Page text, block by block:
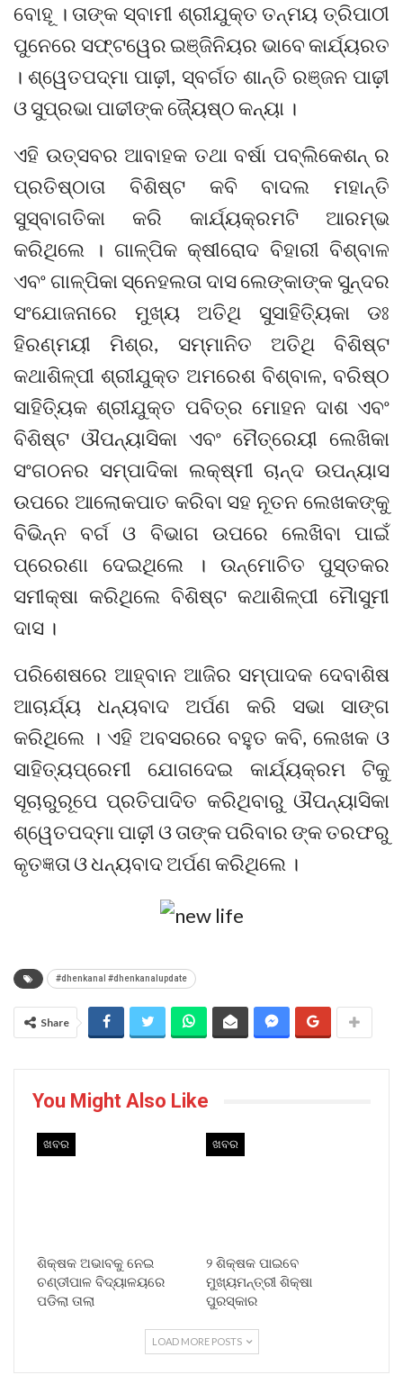
ବୋହୂ । ତାଙ୍କ ସ୍ବାମୀ ଶ୍ରୀଯୁକ୍ତ ତନ୍ମୟ ତ୍ରିପାଠୀ
ପୁନେରେ ସଫ୍ଟୱେର ଇଞ୍ଜିନିୟର ଭାବେ କାର୍ଯ୍ୟରତ
। ଶ୍ୱେତପଦ୍ମା ପାଢ଼ୀ, ସ୍ବର୍ଗତ ଶାନ୍ତି ରଞ୍ଜନ ପାଢ଼ୀ
ଓ ସୁପ୍ରଭା ପାଢୀଙ୍କ ଜ୍ୟୈଷ୍ଠ କନ୍ୟା ।
ଏହି ଉତ୍ସବର ଆବାହକ ତଥା ବର୍ଷା ପବ୍ଲିକେଶନ୍ ର
ପ୍ରତିଷ୍ଠାତା ବିଶିଷ୍ଟ କବି ବାଦଲ ମହାନ୍ତି
ସୁସ୍ବାଗତିକା କରି କାର୍ଯ୍ୟକ୍ରମଟି ଆରମ୍ଭ
କରିଥିଲେ । ଗାଳ୍ପିକ କ୍ଷୀରୋଦ ବିହାରୀ ବିଶ୍ବାଳ
ଏବଂ ଗାଳ୍ପିକା ସ୍ନେହଲତା ଦାସ ଲେଙ୍କାଙ୍କ ସୁନ୍ଦର
ସଂଯୋଜନାରେ ମୁଖ୍ୟ ଅତିଥି ସୁସାହିତ୍ୟିକା ଡଃ
ହିରଣ୍ମୟୀ ମିଶ୍ର, ସମ୍ମାନିତ ଅତିଥି ବିଶିଷ୍ଟ
କଥାଶିଳ୍ପୀ ଶ୍ରୀଯୁକ୍ତ ଅମରେଶ ବିଶ୍ବାଳ, ବରିଷ୍ଠ
ସାହିତ୍ୟିକ ଶ୍ରୀଯୁକ୍ତ ପବିତ୍ର ମୋହନ ଦାଶ ଏବଂ
ବିଶିଷ୍ଟ ଔପନ୍ୟାସିକା ଏବଂ ମୈତ୍ରେୟୀ ଲେଖିକା
ସଂଗଠନର ସମ୍ପାଦିକା ଲକ୍ଷ୍ମୀ ଚାନ୍ଦ ଉପନ୍ୟାସ
ଉପରେ ଆଲୋକପାତ କରିବା ସହ ନୂତନ ଲେଖକଙ୍କୁ
ବିଭିନ୍ନ ବର୍ଗ ଓ ବିଭାଗ ଉପରେ ଲେଖିବା ପାଇଁ
ପ୍ରେରଣା ଦେଇଥିଲେ । ଉନ୍ମୋଚିତ ପୁସ୍ତକର
ସମୀକ୍ଷା କରିଥିଲେ ବିଶିଷ୍ଟ କଥାଶିଳ୍ପୀ ମୈାସୁମୀ
ଦାସ ।
ପରିଶେଷରେ ଆହ୍ବାନ ଆଜିର ସମ୍ପାଦକ ଦେବାଶିଷ
ଆଚାର୍ଯ୍ୟ ଧନ୍ୟବାଦ ଅର୍ପଣ କରି ସଭା ସାଙ୍ଗ
କରିଥିଲେ । ଏହି ଅବସରରେ ବହୁତ କବି, ଲେଖକ ଓ
ସାହିତ୍ୟପ୍ରେମୀ ଯୋଗଦେଇ କାର୍ଯ୍ୟକ୍ରମ ଟିକୁ
ସୂଚାରୁରୂପେ ପ୍ରତିପାଦିତ କରିଥିବାରୁ ଔପନ୍ୟାସିକା
ଶ୍ୱେତପଦ୍ମା ପାଢ଼ୀ ଓ ତାଙ୍କ ପରିବାର ଙ୍କ ତରଫରୁ
କୃତଜ୍ଞତା ଓ ଧନ୍ୟବାଦ ଅର୍ପଣ କରିଥିଲେ ।
#dhenkanal #dhenkanalupdate
Share
You Might Also Like
ଖବର
ଶିକ୍ଷକ ଅଭାବକୁ ନେଇ
ଚଣ୍ଡୀପାଳ ବିଦ୍ୟାଳୟରେ
ପଡିଲା ତାଲା
ଖବର
୨ ଶିକ୍ଷକ ପାଇବେ
ମୁଖ୍ୟମନ୍ତ୍ରୀ ଶିକ୍ଷା
ପୁରସ୍କାର
LOAD MORE POSTS